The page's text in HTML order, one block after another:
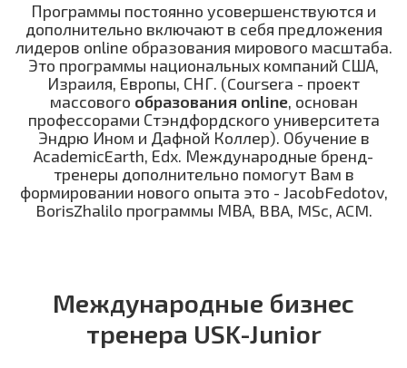
Программы постоянно усовершенствуются и
дополнительно включают в себя предложения
лидеров online образования мирового масштаба.
Это программы национальных компаний США,
Израиля, Европы, СНГ. (Coursera - проект
массового образования online, основан
профессорами Стэндфордского университета
Эндрю Ином и Дафной Коллер). Обучение в
AcademicEarth, Еdx. Международные бренд-
тренеры дополнительно помогут Вам в
формировании нового опыта это - JacobFedotov,
BorisZhalilo программы МВА, BBA, MSc, ACM.
Международные бизнес
тренера USK-Junior